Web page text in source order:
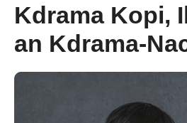
Kdrama Kopi,
an Kdrama-